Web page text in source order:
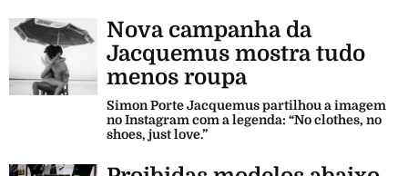
Nova campanha da
Jacquemus mostra tudo
menos roupa
Simon Porte Jacquemus partilhou a imagem
no Instagram com a legenda: “No clothes, no
shoes, just love.”